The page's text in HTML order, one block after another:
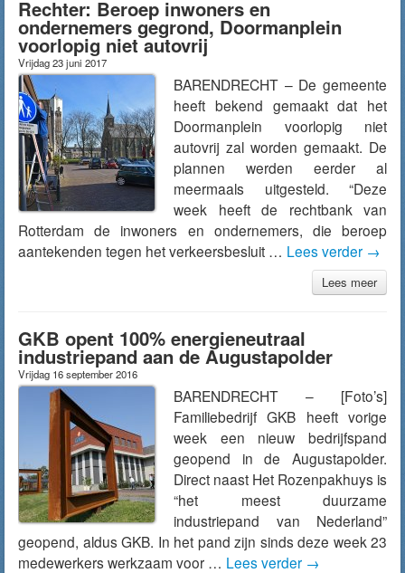
Rechter: Beroep inwoners en
ondernemers gegrond, Doormanplein
voorlopig niet autovrij
Vrijdag 23 juni 2017
BARENDRECHT – De gemeente
heeft bekend gemaakt dat het
Doormanplein voorlopig niet
autovrij zal worden gemaakt. De
plannen werden eerder al
meermaals uitgesteld. “Deze
week heeft de rechtbank van
Rotterdam de inwoners en ondernemers, die beroep
aantekenden tegen het verkeersbesluit … Lees verder →
Lees meer
GKB opent 100% energieneutraal
industriepand aan de Augustapolder
Vrijdag 16 september 2016
BARENDRECHT – [Foto’s]
Familiebedrijf GKB heeft vorige
week een nieuw bedrijfspand
geopend in de Augustapolder.
Direct naast Het Rozenpakhuys is
“het meest duurzame
industriepand van Nederland”
geopend, aldus GKB. In het pand zijn sinds deze week 23
medewerkers werkzaam voor … Lees verder →